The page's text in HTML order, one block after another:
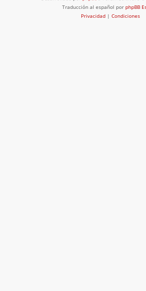
Traducción al español por phpBB
Privacidad | Condiciones